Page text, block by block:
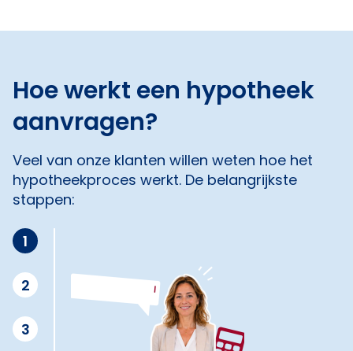
Hoe werkt een hypotheek
aanvragen?
Veel van onze klanten willen weten hoe het
hypotheekproces werkt. De belangrijkste
stappen:
1
2
3